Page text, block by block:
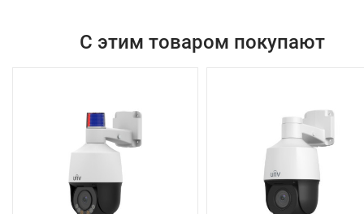
С этим товаром покупают